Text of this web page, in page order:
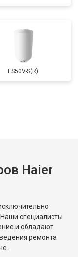
ES50V-S(R)
Haier
специалисты
и обладают
ремонта